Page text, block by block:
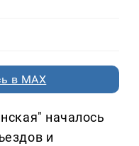
в MAX
началось
и